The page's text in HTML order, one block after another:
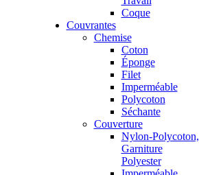
Coque
Couvrantes
Chemise
Coton
Éponge
Filet
Imperméable
Polycoton
Séchante
Couverture
Nylon-Polycoton,
Garniture
Polyester